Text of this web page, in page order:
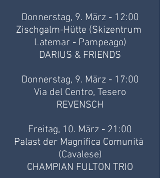
Donnerstag, 9. März - 12:00
Zischgalm-Hütte (Skizentrum
Latemar - Pampeago)
DARIUS & FRIENDS
Donnerstag, 9. März - 17:00
Via del Centro, Tesero
REVENSCH
Freitag, 10. März - 21:00
Palast der Magnifica Comunità
(Cavalese)
CHAMPIAN FULTON TRIO